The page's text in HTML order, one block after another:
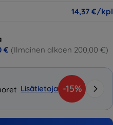
14,37 €/kpl
€ (Ilmainen alkaen 200,00 €)
Lisätietoja -15%